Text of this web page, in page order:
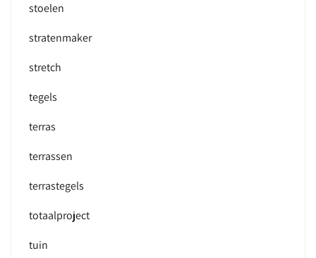
stoelen
stratenmaker
stretch
tegels
terras
terrassen
terrastegels
totaalproject
tuin